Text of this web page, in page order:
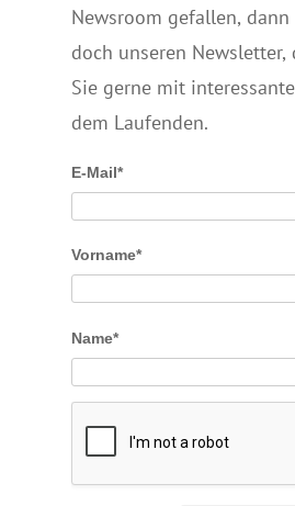
Newsroom gefallen,
doch unseren
Sie gerne mit
dem Laufenden.
E-Mail*
Vorname*
Name*